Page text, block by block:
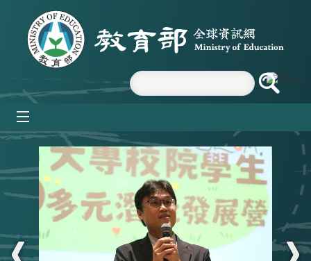
跳到主要內容區塊
:::